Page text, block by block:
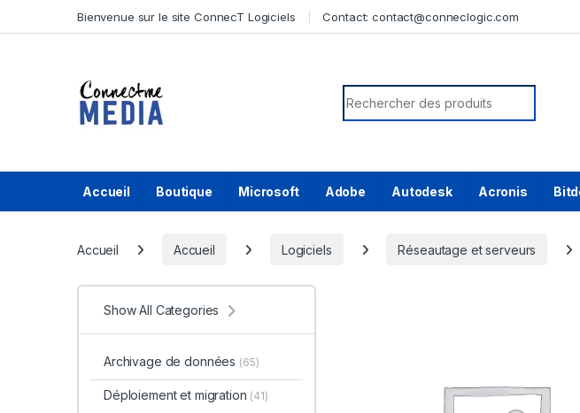
Bienvenue sur le site ConnecT Logiciels Contact:contact@conneclogic.com
Search for:
Accueil Boutique Microsoft Adobe Autodesk Acronis
Accueil Accueil Logiciels Réseautage et serveurs
Show All Categories
Archivage de données (65)
Déploiement et migration (41)